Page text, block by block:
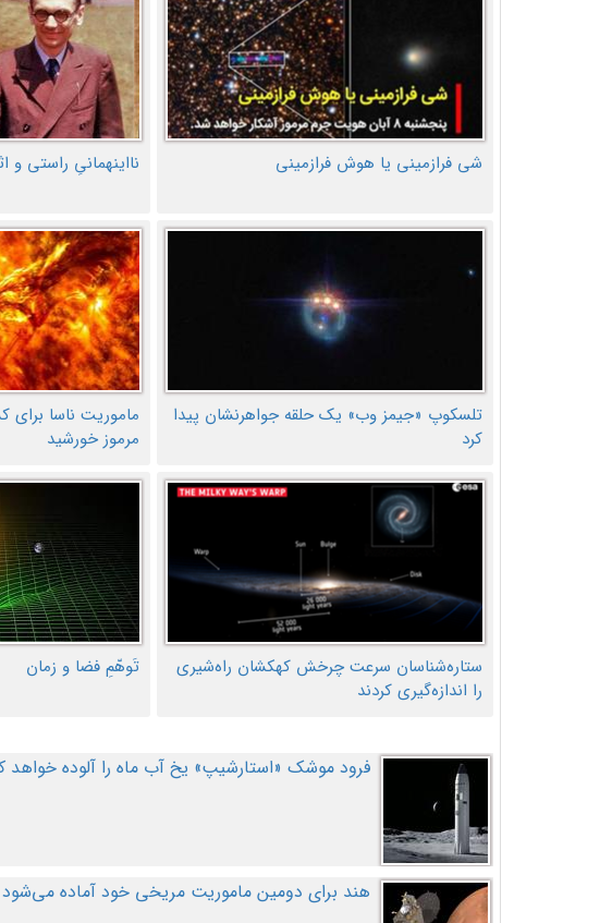
شی فرازمینی یا هوش فرازمینی نااینهمانیِ راستی و
تلسکوپ «جیمز وب» یک حلقه جواهرنشان پیدا
کرد
ماموریت ناسا برای
مرموز خورشید
ستاره‌شناسان سرعت چرخش کهکشان راه‌شیری
را اندازه‌گیری کردند
تَوهّمِ فضا و زمان
فرود موشک «استارشیپ» یخ آب ماه را آلوده خواهد
هند برای دومین ماموریت مریخی خود آماده می‌شود